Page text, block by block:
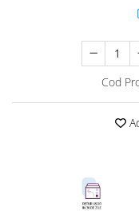
Cod